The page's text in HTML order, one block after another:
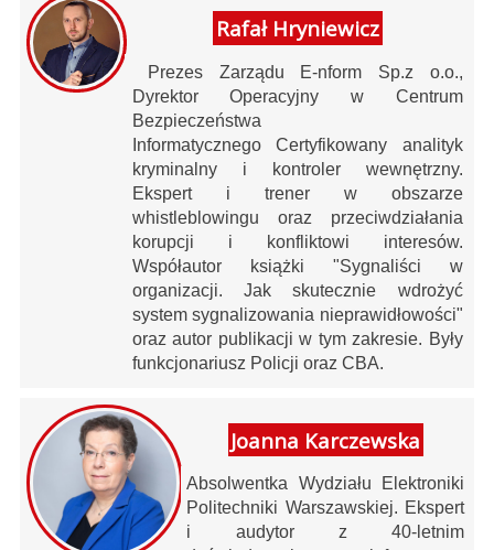
Rafał Hryniewicz
Prezes Zarządu E-nform Sp.z o.o.,
Dyrektor Operacyjny w Centrum
Bezpieczeństwa
Informatycznego Certyfikowany analityk
kryminalny i kontroler wewnętrzny.
Ekspert i trener w obszarze
whistleblowingu oraz przeciwdziałania
korupcji i konfliktowi interesów.
Współautor książki "Sygnaliści w
organizacji. Jak skutecznie wdrożyć
system sygnalizowania nieprawidłowości"
oraz autor publikacji w tym zakresie. Były
funkcjonariusz Policji oraz CBA.
Joanna Karczewska
Absolwentka Wydziału Elektroniki
Politechniki Warszawskiej. Ekspert
i audytor z 40-letnim